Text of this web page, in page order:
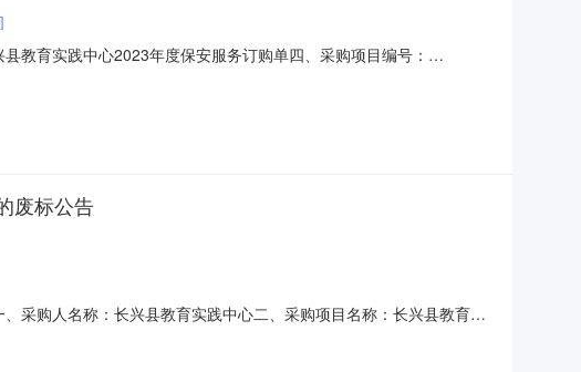
教育实践中心2023年度保安服务订购单四、采购项目编号：
中心联系人：朱兴忠联系电话：15167230606传
废标公告
采购人名称：长兴县教育实践中心二、采购项目名称：长兴县教育实
文江,沈宁儿,陈景良,叶强九、其它事项1、本项目公告期限为1个工